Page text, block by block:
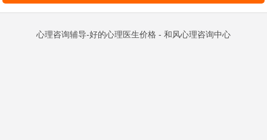
心理咨询辅导-好的心理医生价格 - 和风心理咨询中心